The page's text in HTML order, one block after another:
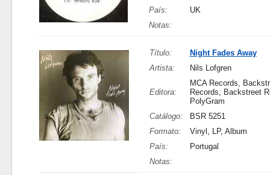
País:
UK
Notas:
Título:
Night Fades Away
Artista:
Nils Lofgren
Editora:
MCA Records,
Records, Backstreet
PolyGram
Catálogo:
BSR 5251
Formato:
Vinyl, LP, Album
País:
Portugal
Notas: